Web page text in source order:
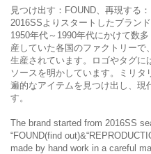
見つけ出す：FOUND、再現する
2016SSよりスタートしたブラン
1950年代～1990年代にかけて数
産していた各国のファクトリー
生産されています。ロゴやタグに
ソースを明かしています。ミリ
遍的なアイテムを見つけ出し、現
す。
The brand started from 2016SS
“FOUND(find
made by hand work in a careful